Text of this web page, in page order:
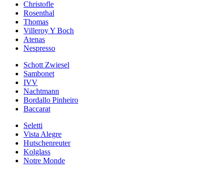
Christofle
Rosenthal
Thomas
Villeroy Y Boch
Atenas
Nespresso
Schott Zwiesel
Sambonet
IVV
Nachtmann
Bordallo Pinheiro
Baccarat
Seletti
Vista Alegre
Hutschenreuter
Kolglass
Notre Monde